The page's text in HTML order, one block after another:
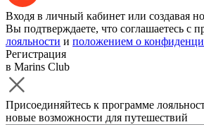
Входя в личный кабинет или создавая
Вы подтверждаете, что соглашаетесь с
лояльности и положением о
Регистрация
в Marins Club
Присоединяйтесь к программе
новые возможности для путешествий